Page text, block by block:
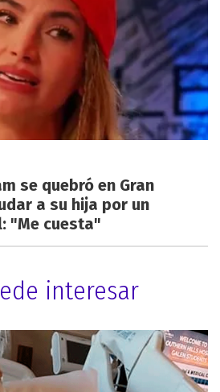
se quebró en Gran
a su hija por un
"Me cuesta"
interesar